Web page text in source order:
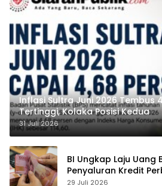
Inflasi Sultra Juni 2026 Tembus
Tertinggi, Kolaka Posisi Kedua
31 Juli 2026
BI Ungkap Laju
Penyaluran Kredit
29 Juli 2026